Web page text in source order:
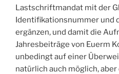
Lastschriftmandat mit der
Identifikationsnummer und
ergänzen, und damit die
Jahresbeiträge von Euerm
unbedingt auf einer
natürlich auch möglich,